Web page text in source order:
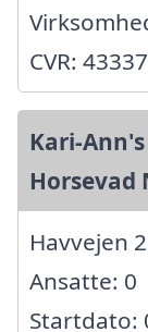
CVR:
Kari-
Horsevad
Havvejen
Ansatte: 0
Startdato: